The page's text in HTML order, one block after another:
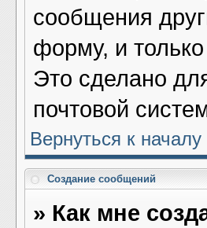
сообщения
форму, и
Это сделано
почтовой
Вернуться к началу
Создание сообщений
» Как мне